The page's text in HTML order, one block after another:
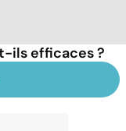
ils efficaces ?